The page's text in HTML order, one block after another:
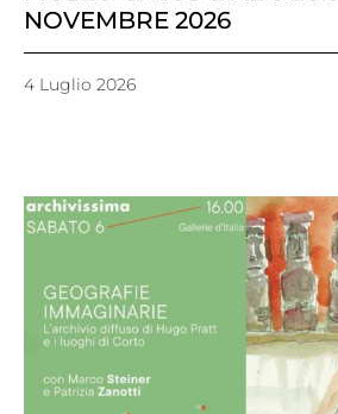
NOVEMBRE 2026
4 Luglio 2026